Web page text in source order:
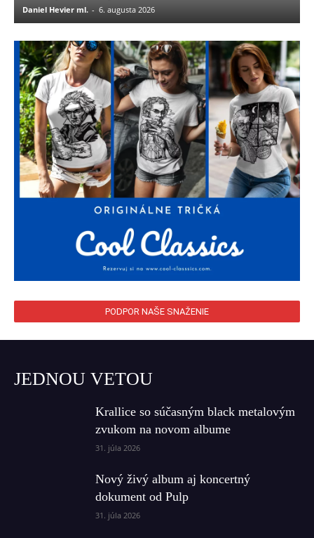
Daniel Hevier ml. - 6. augusta 2026
PODPOR NAŠE SNAŽENIE
JEDNOU VETOU
Krallice so súčasným black metalovým
zvukom na novom albume
31. júla 2026
Nový živý album aj koncertný
dokument od Pulp
31. júla 2026